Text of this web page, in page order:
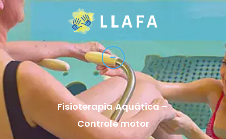
Fisioterapia Aquática –
Controle motor
LLAFA
Liga Latinoamericana de Fisioterapia Acuática
LIGA
CURSOS
TÉCNICAS
SERVICIO
CONTACTO